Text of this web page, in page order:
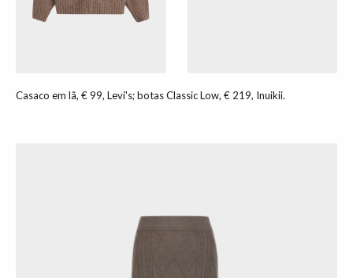
Casaco em lã, € 99, Levi's; botas Classic Low, € 219, Inuikii.